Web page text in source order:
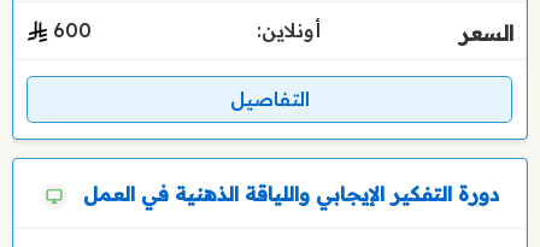
أونلاين: 600
التفاصيل
دورة التفكير الإيجابي واللياقة الذهنية في العمل